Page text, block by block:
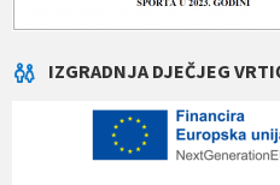
IZGRADNJA DJEČJEG